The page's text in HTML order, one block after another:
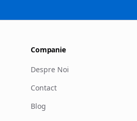
Companie
Despre Noi
Contact
Blog